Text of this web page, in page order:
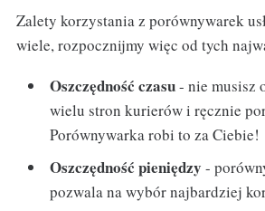
Zalety korzystania z porównywarek
wiele, rozpocznijmy więc od tych
Oszczędność czasu- nie musisz
wielu stron kurierów i ręcznie
Porównywarka robi to za Ciebie!
Oszczędność pieniędzy -
pozwala na wybór najbardziej